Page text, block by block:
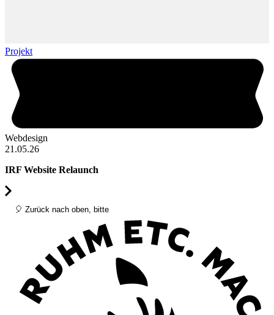
Projekt
Webdesign
21.05.26
IRF Website Relaunch
🎈 Zurück nach oben, bitte